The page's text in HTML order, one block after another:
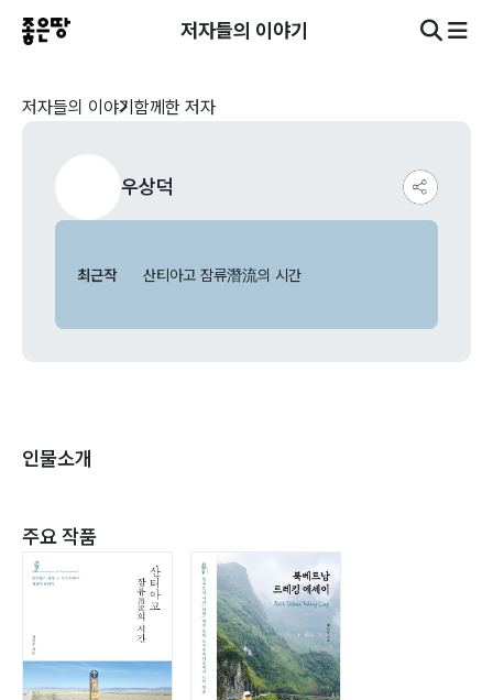
저자들의 이야기
저자들의 이야기 함께한 저자
우상덕
최근작 산티아고 잠류潛流의 시간
인물소개
주요 작품